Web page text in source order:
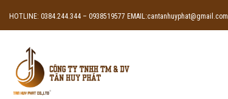
HOTLINE: 0384.244.344 – 0938519577 EMAIL:cantanhuyphat@gmail.com